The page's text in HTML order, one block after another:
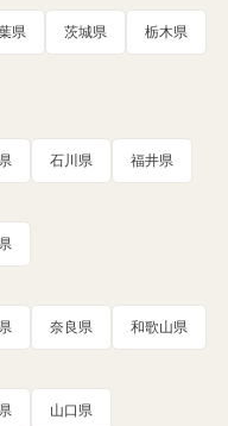
県 茨城県 栃木県
石川県 福井県
奈良県 和歌山県
山口県